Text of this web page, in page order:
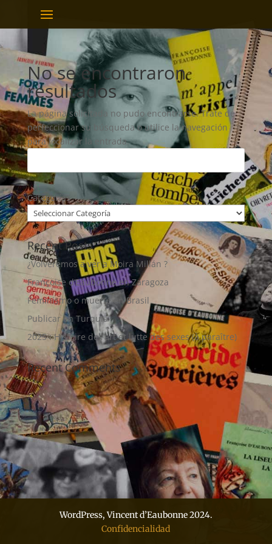
No se encontraron
resultados
La página solicitada no pudo encontrarse. Trate de
perfeccionar su búsqueda o utilice la navegación
para localizar la entrada.
Categorías
Recent Posts
¿Volveremos a ver a Moira Millán ?
Françoise d’Eaubonne en Zaragoza
Feminismo o muerte en Brasil
Publicar en Turquía
2025 : Histoire de l’art et lutte des sexes (à paraître)
Recent Comments
WordPress, Vincent d’Eaubonne 2024.
Confidencialidad